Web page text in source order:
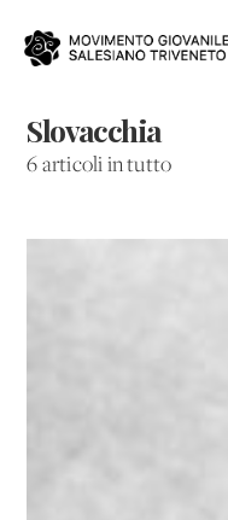
Slovacchia
6 articoli in tutto